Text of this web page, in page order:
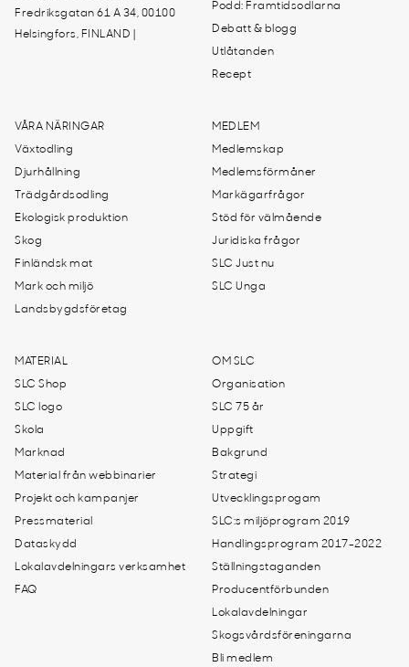
Fredriksgatan 61 A 34, 00100
Helsingfors, FINLAND |
Podd: Framtidsodlarna
Debatt & blogg
Utlåtanden
Recept
VÅRA NÄRINGAR
Växtodling
Djurhållning
Trädgårdsodling
Ekologisk produktion
Skog
Finländsk mat
Mark och miljö
Landsbygdsföretag
MEDLEM
Medlemskap
Medlemsförmåner
Markägarfrågor
Stöd för välmående
Juridiska frågor
SLC Just nu
SLC Unga
MATERIAL
SLC Shop
SLC logo
Skola
Marknad
Material från webbinarier
Projekt och kampanjer
Pressmaterial
Dataskydd
Lokalavdelningars verksamhet
FAQ
OM SLC
Organisation
SLC 75 år
Uppgift
Bakgrund
Strategi
Utvecklingsprogam
SLC:s miljöprogram 2019
Handlingsprogram 2017-2022
Ställningstaganden
Producentförbunden
Lokalavdelningar
Skogsvårdsföreningarna
Bli medlem